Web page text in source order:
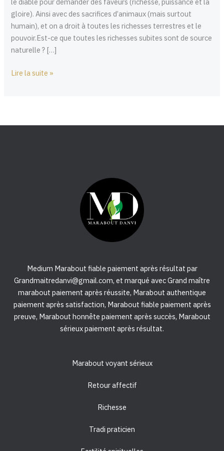
gloire). Ainsi avec des sacrifices d’animaux (mais surtout
humain), et on a droit à toutes les richesses terrestres et le
pouvoir.Est-ce que toutes les richesses subites sont de source
naturelle ? […]
MARCHE
Lire la suite »
Medium Marabout fiable paiement après résultat par
Grandmaitredanvi@gmail.com, et marqué avec Grand maître
marabout paiement après réussite, Marabout authentique
paiement après satisfaction, Marabout fiable paiement après
preuve, Marabout honnête paiement après succès, Marabout
sérieux paiement après résultat.
Marabout voyant sérieux
Retour affectif
Richesse
Tradi praticien